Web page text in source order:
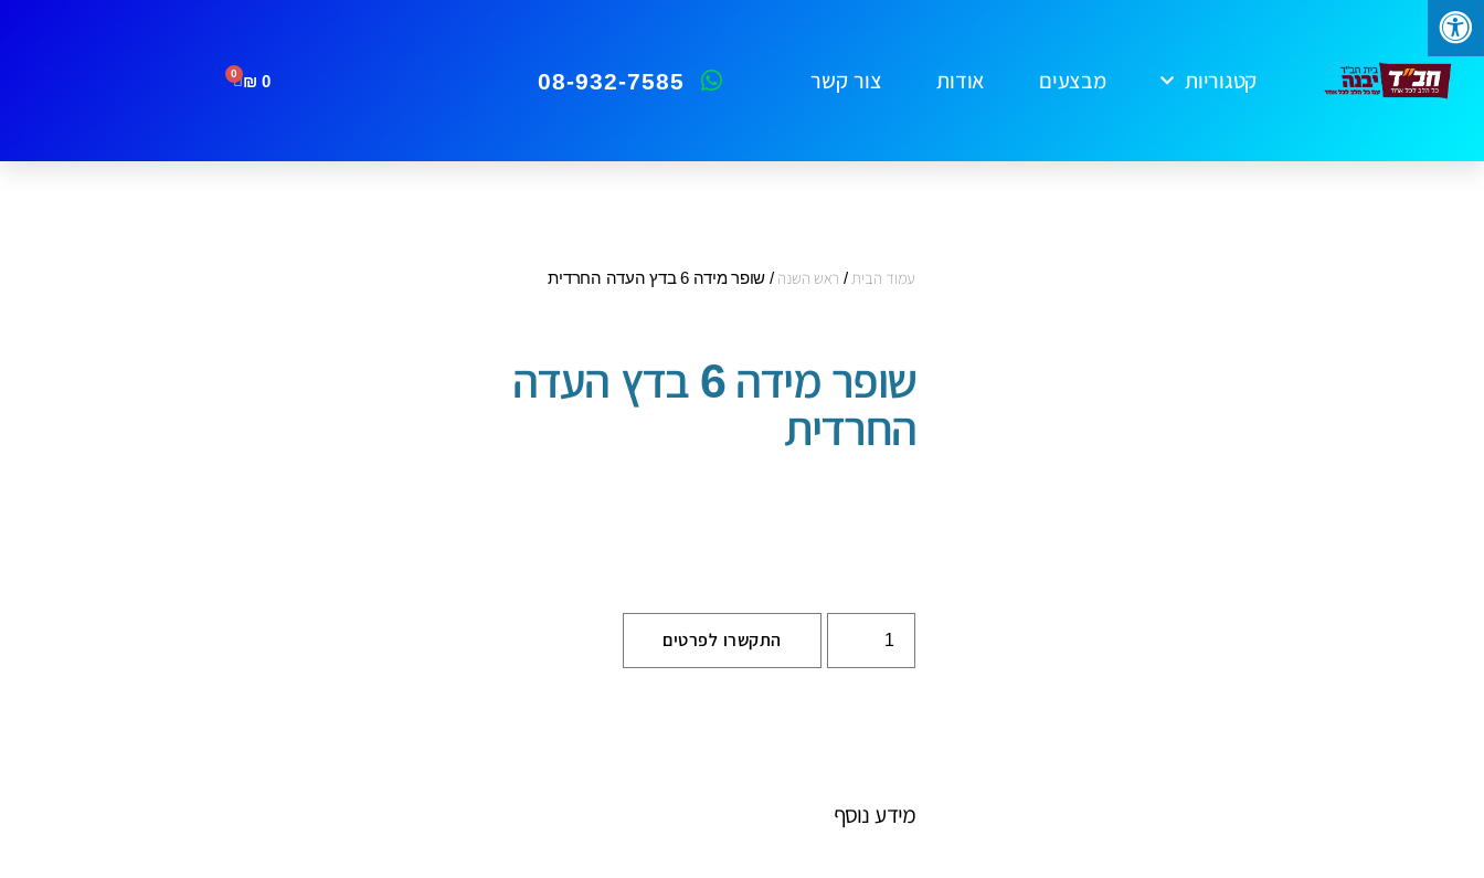
קטגוריות מבצעים אודות צור קשר 08-932-7585
0
₪
0
עמוד הבית / ראש השנה / שופר מידה 6 בדץ העדה החרדית
שופר מידה 6 בדץ העדה
החרדית
התקשרו לפרטים
מידע נוסף